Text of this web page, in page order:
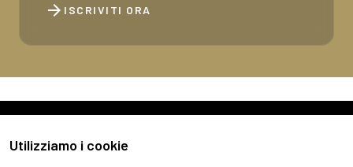
ISCRIVITI ORA
arrow_forward
Utilizziamo i cookie